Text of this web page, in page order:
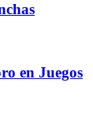
en Juegos